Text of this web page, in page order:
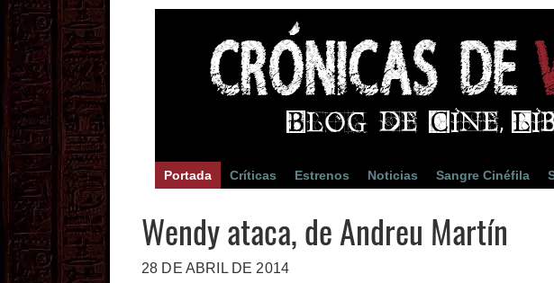
Portada Críticas Estrenos Noticias Sangre Cinéfila
Wendy ataca, de Andreu Martín
28 DE ABRIL DE 2014